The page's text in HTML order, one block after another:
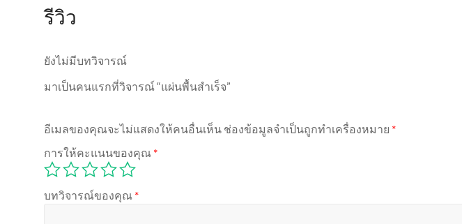
รีวิว
ยังไม่มีบทวิจารณ์
มาเป็นคนแรกที่วิจารณ์ “แผ่นพื้นสำเร็จ”
อีเมลของคุณจะไม่แสดงให้คนอื่นเห็น ช่องข้อมูลจำเป็นถูกทำเครื่องหมาย *
การให้คะแนนของคุณ *
บทวิจารณ์ของคุณ *